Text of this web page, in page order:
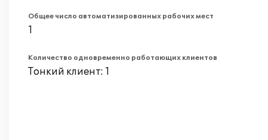
Общее число автоматизированных рабочих мест
1
Количество одновременно работающих клиентов
Тонкий клиент: 1